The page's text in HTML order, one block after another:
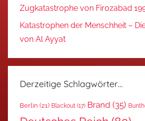
Zugkatastrophe von Firozabad
Katastrophen der Menschheit –
von Al Ayyat
Derzeitige Schlagwörter…
Berlin (21) Blackout (17) Brand (35)